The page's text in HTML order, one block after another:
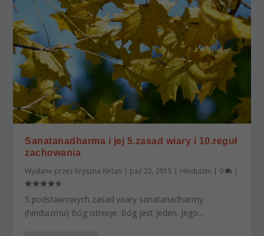
Sanatanadharma i jej 5.zasad wiary i 10.reguł
zachowania
Wysłane przez Kryszna Kirtan | paź 22, 2015 | Hinduizm | 0 |
5 podstawowych zasad wiary sanatanadharmy
(hinduizmu) Bóg istnieje. Bóg jest jeden. Jego...